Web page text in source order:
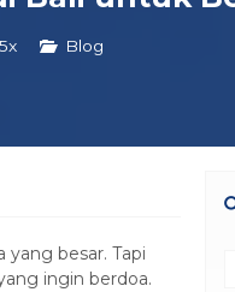
Blog
besar. Tapi
ingin berdoa.